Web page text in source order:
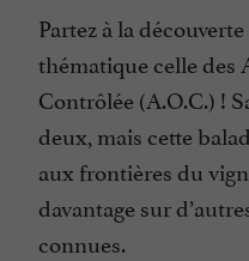
Partez à la
thématique celle
Contrôlée (A.O.C.) !
deux, mais cette
aux frontières du
davantage sur
connues.